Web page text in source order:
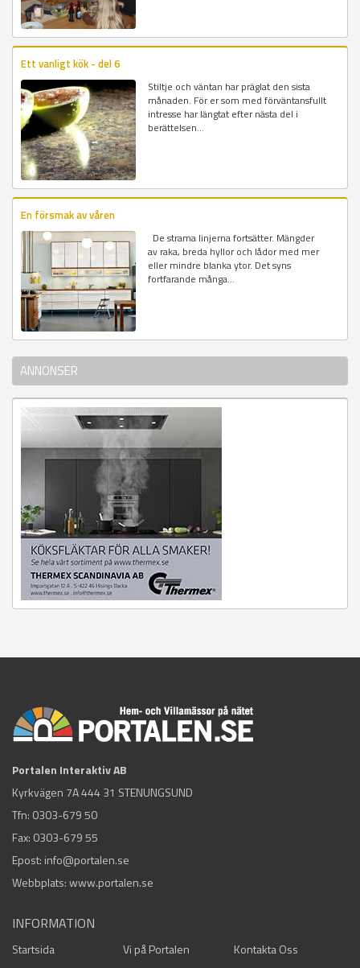
Ett vanligt kök - del 6
Stiltje och väntan har präglat den sista
månaden. För er som med förväntansfullt
intresse har längtat efter nästa del i
berättelsen...
En försmak av våren
De strama linjerna fortsätter. Mängder
av raka, breda hyllor och lådor med mer
eller mindre blanka ytor. Det syns
fortfarande många...
ANNONSER
Portalen Interaktiv AB
Kyrkvägen 7A 444 31 STENUNGSUND
Tfn: 0303-679 50
Fax: 0303-679 55
Epost: info@portalen.se
Webbplats: www.portalen.se
INFORMATION
Startsida Vi på Portalen
Kontakta Oss